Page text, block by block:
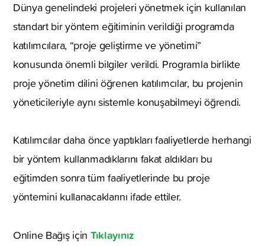
Dünya genelindeki projeleri yönetmek için kullanılan
standart bir yöntem eğitiminin verildiği programda
katılımcılara, “proje geliştirme ve yönetimi”
konusunda önemli bilgiler verildi. Programla birlikte
proje yönetim dilini öğrenen katılımcılar, bu projenin
yöneticileriyle aynı sistemle konuşabilmeyi öğrendi.
Katılımcılar daha önce yaptıkları faaliyetlerde herhangi
bir yöntem kullanmadıklarını fakat aldıkları bu
eğitimden sonra tüm faaliyetlerinde bu proje
yöntemini kullanacaklarını ifade ettiler.
Online Bağış için Tıklayınız